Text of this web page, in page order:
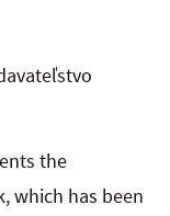
the
which has been